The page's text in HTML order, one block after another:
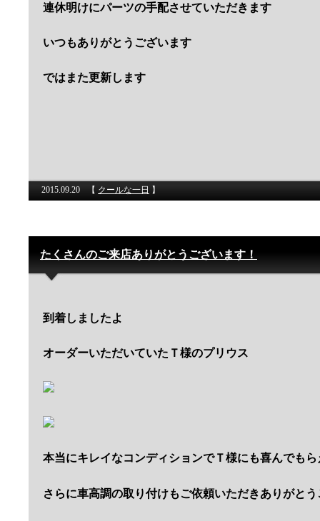
連休明けにパーツの手配させていただきます
いつもありがとうございます
ではまた更新します
2015.09.20 【 クールな一日 】
たくさんのご来店ありがとうございます！
到着しましたよ
オーダーいただいていたＴ様のプリウス
本当にキレイなコンディションでＴ様にも喜んでもら
さらに車高調の取り付けもご依頼いただきありがと